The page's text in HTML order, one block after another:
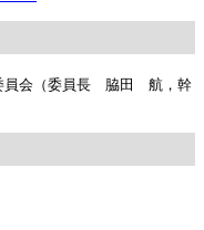
員会（委員長 脇田 航，幹